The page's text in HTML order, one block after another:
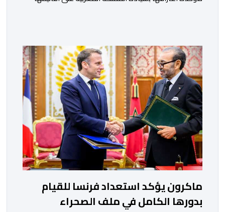
الافريقي والمغاربة المقيمين بالخارج، ناصر بوريطة، ونائب
رئيس جمهورية كولومبيا، خوسيه مانويل ريستريبو، بحضور
وزير العلاقات الخارجية عمر بولا إسكوبار. وبهذه المناسبة،
أكد السيد […]
ماكرون يؤكد استعداد فرنسا للقيام
بدورها الكامل في ملف الصحراء